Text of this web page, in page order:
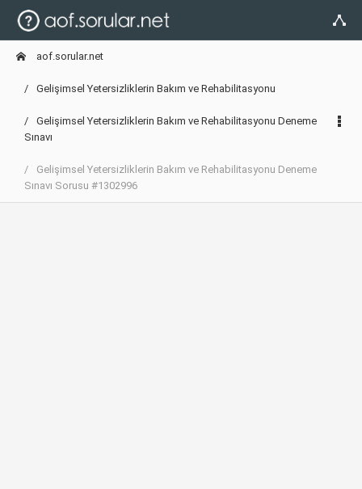
aof.sorular.net
Gelişimsel Yetersizliklerin Bakım ve Rehabilitasyonu
Gelişimsel Yetersizliklerin Bakım ve Rehabilitasyonu Deneme
Sınavı
Gelişimsel Yetersizliklerin Bakım ve Rehabilitasyonu Deneme
Sınavı Sorusu #1302996